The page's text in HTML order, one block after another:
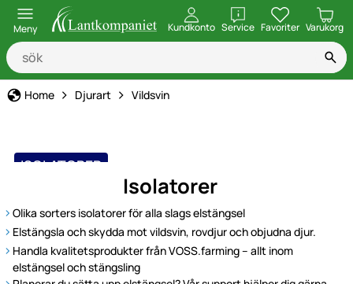
Meny Kundkonto ServiceöppnaFavoriter Varukorg
Home Djurart Vildsvin
ISOLATORER
Isolatorer
Olika sorters isolatorer för alla slags elstängsel
Elstängsla och skydda mot vildsvin, rovdjur och objudna djur.
Handla kvalitetsprodukter från VOSS.farming – allt inom
elstängsel och stängsling